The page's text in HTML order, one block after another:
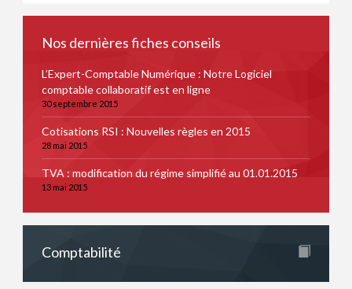
Nos dernières fiches conseils
L’Expert-Comptable Numérique : Notre Logiciel
comptable collaboratif est en ligne
30 septembre 2015
Cotisations RSI : Nouvelles règles en 2015
28 mai 2015
TVA : modification du régime simplifié au 01.01.2015
13 mai 2015
Comptabilité